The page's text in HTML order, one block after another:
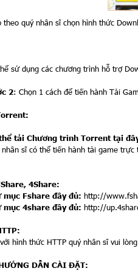
theo quý nhân sĩ chọn hình thức
sử dụng các chương trình hỗ trợ
2: Chọn 1 cách để tiến hành Tải
tải Chương trình Torrent tại
nhân sĩ có thể tiến hành tải game
4Share:
mục Fshare đầy đủ: http://
mục 4share đầy đủ: http://
hình thức HTTP quý nhân sĩ vui
DẪN CÀI ĐẶT: